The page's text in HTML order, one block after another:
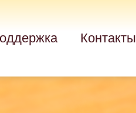
Контакты